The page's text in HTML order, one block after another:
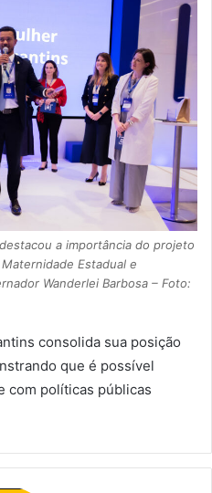
a importância do projeto
Estadual e
Wanderlei Barbosa – Foto:
consolida sua posição
que é possível
com políticas públicas